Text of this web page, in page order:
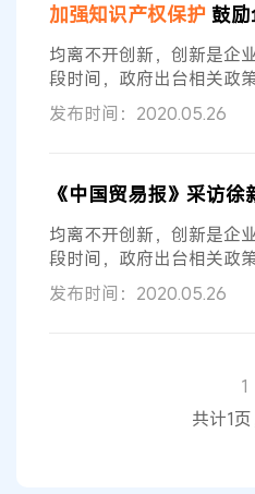
验室体系，发展社会研发
作。加强知识产权保护 。
帅”，谁能干就让谁干。 “
加强知识产权保护 鼓
均离不开创新，创新是企
段时间，政府出台相关政
鼓励企业创新将起到重要作
《政府工作报告》指出，
验室体系，发展社会研发
作。加强知识产权保护 。
帅”，谁能干就让谁干。 “
发布时间：2020.05.26
《中国贸易报》采访徐
均离不开创新，创新是企
段时间，政府出台相关政
鼓励企业创新将起到重要作
《政府工作报告》指出，
验室体系，发展社会研发
帅”，谁能干就让谁干。 “
发布时间：2020.05.26
1
共计1